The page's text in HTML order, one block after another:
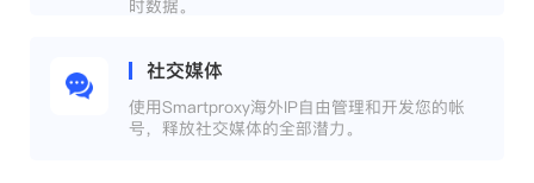
时数据。
社交媒体
使用Smartproxy海外IP自由管理和开发您的帐
号，释放社交媒体的全部潜力。